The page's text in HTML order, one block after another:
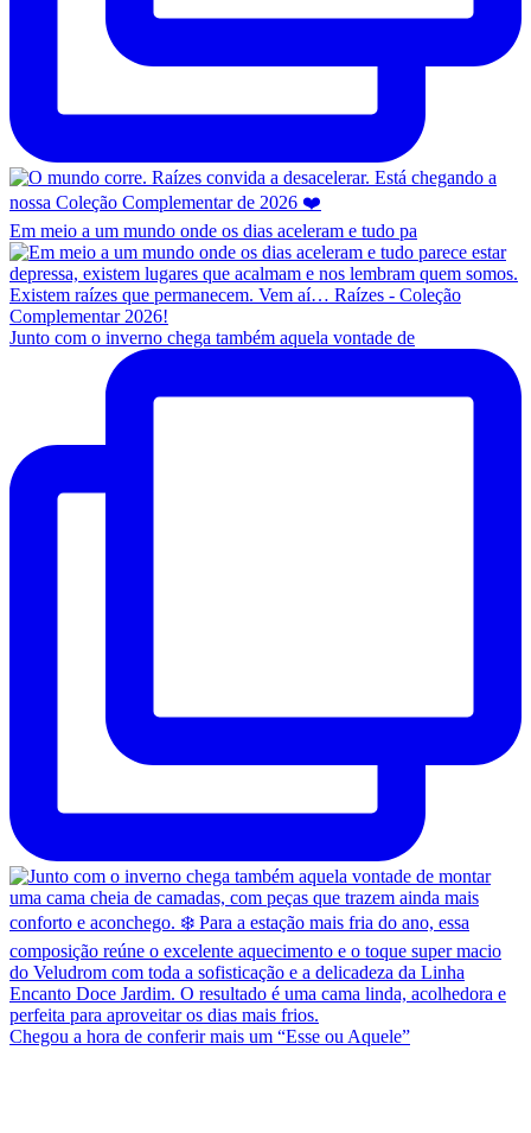
Em meio a um mundo onde os dias aceleram e tudo pa
Junto com o inverno chega também aquela vontade de
Chegou a hora de conferir mais um “Esse ou Aquele”